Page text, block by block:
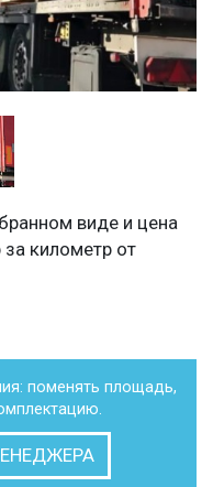
виде и цена
километр от
поменять площадь,